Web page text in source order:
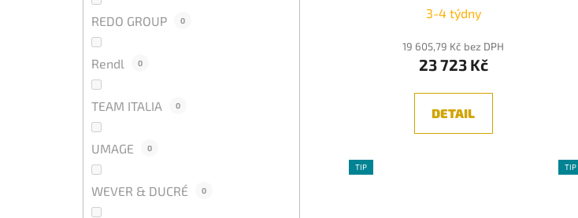
REDO GROUP 0
Rendl 0
TEAM ITALIA 0
UMAGE 0
WEVER & DUCRÉ 0
3-4 týdny
19 605,79 Kč bez DPH
23 723 Kč
DETAIL
TIP TIP